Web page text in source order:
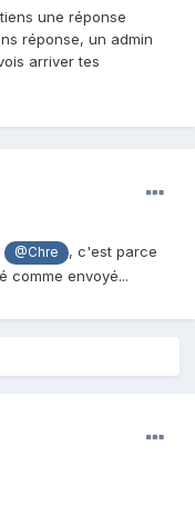
une réponse
réponse, un admin
arriver tes
@Chre
, c'est parce
comme envoyé...